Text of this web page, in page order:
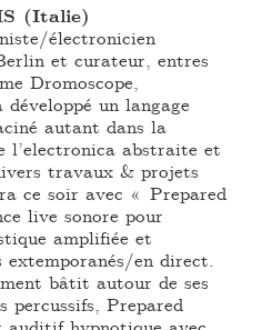
(Italie)
électronicien
et curateur, entres
Dromoscope,
un langage
autant dans la
l’electronica abstraite et
travaux & projets
ce soir avec « Prepared
live sonore pour
amplifiée et
en direct.
bâtit autour de ses
percussifs, Prepared